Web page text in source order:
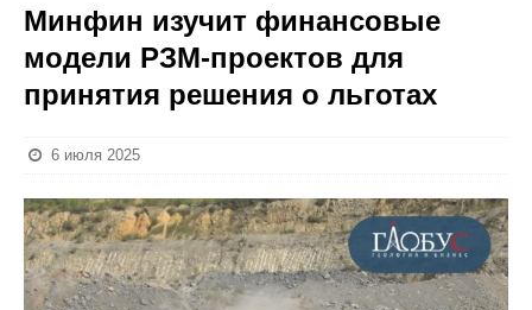
Минфин изучит финансовые
модели РЗМ-проектов для
принятия решения о льготах
6 июля 2025